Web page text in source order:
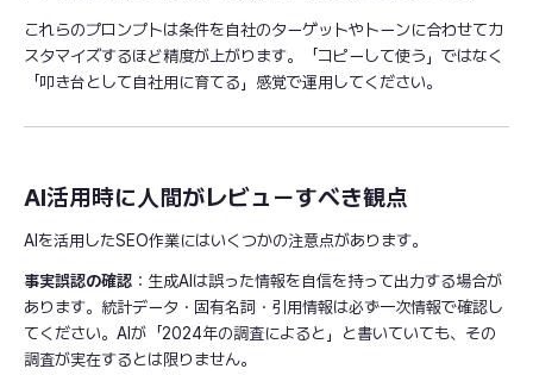
これらのプロンプトは条件を自社のターゲットやトーンに合わせてカ
スタマイズするほど精度が上がります。「コピーして使う」ではなく
「叩き台として自社用に育てる」感覚で運用してください。
AI活用時に人間がレビューすべき観点
AIを活用したSEO作業にはいくつかの注意点があります。
事実誤認の確認 ：生成AIは誤った情報を自信を持って出力する場合が
あります。統計データ・固有名詞・引用情報は必ず一次情報で確認し
てください。AIが「2024年の調査によると」と書いていても、その
調査が実在するとは限りません。